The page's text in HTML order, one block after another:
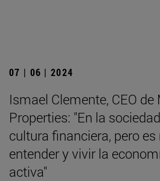
07 | 06 | 2024
Ismael Clemente, CEO de
Properties: "En la
cultura financiera, pero
entender y vivir la
activa"